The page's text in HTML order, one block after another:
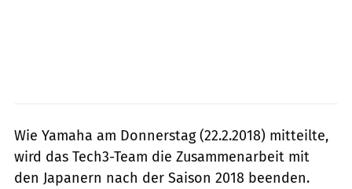
Wie Yamaha am Donnerstag (22.2.2018) mitteilte,
wird das Tech3-Team die Zusammenarbeit mit
den Japanern nach der Saison 2018 beenden.